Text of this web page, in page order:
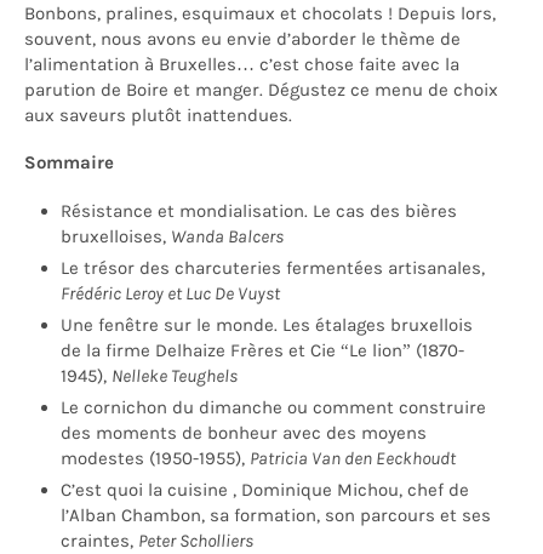
Bonbons, pralines, esquimaux et chocolats ! Depuis lors,
souvent, nous avons eu envie d’aborder le thème de
l’alimentation à Bruxelles… c’est chose faite avec la
parution de Boire et manger. Dégustez ce menu de choix
aux saveurs plutôt inattendues.
Sommaire
Résistance et mondialisation. Le cas des bières
bruxelloises, Wanda Balcers
Le trésor des charcuteries fermentées artisanales,
Frédéric Leroy et Luc De Vuyst
Une fenêtre sur le monde. Les étalages bruxellois
de la firme Delhaize Frères et Cie “Le lion” (1870-
1945), Nelleke Teughels
Le cornichon du dimanche ou comment construire
des moments de bonheur avec des moyens
modestes (1950-1955), Patricia Van den Eeckhoudt
C’est quoi la cuisine , Dominique Michou, chef de
l’Alban Chambon, sa formation, son parcours et ses
craintes, Peter Scholliers